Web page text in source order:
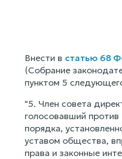
Внести в статью 68
(Собрание
пунктом 5
"5. Член совета
голосовавший
порядка,
уставом общества,
права и законные